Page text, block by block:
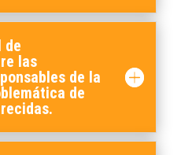
de
las
de la
de